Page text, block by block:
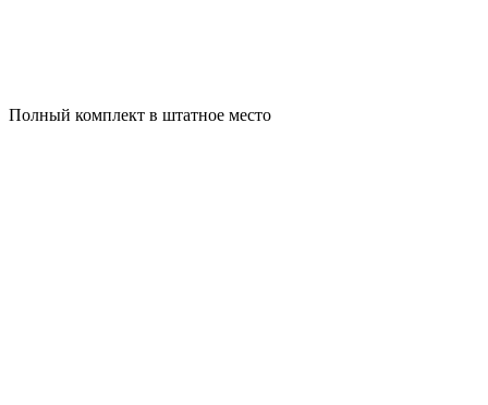
Полный комплект в штатное место